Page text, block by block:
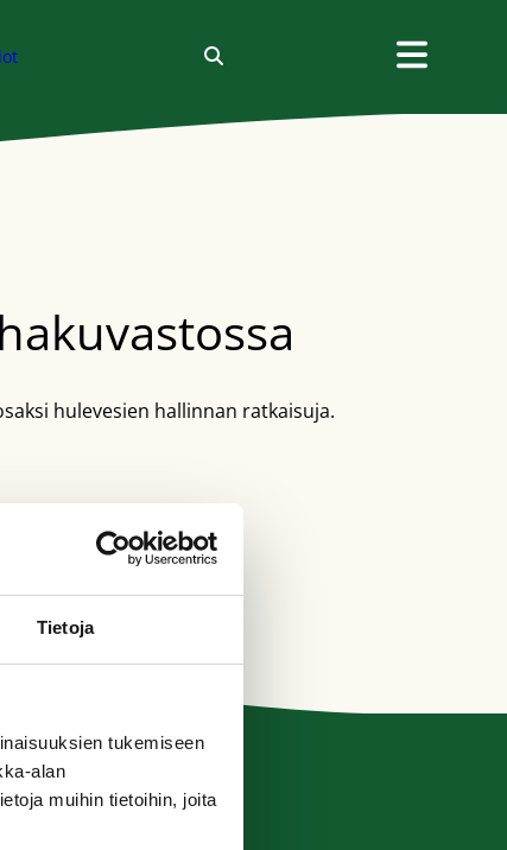
Tietoja
tukemiseen
alan
muihin tietoihin, joita
hulevesien hallinnan ratkaisuja.